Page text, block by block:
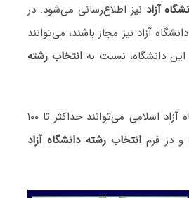
آزاد نیز اطلاع‌رسانی می‌شود. در
آزاد نیز مجاز باشند، می‌توانند
این دانشگاه، نسبت به انتخاب رشته
داوطلبان دکتری دانشگاه آزاد اسلامی می‌توانند حداکثر تا ۱۰۰
و در فرم انتخاب رشته دانشگاه آزاد